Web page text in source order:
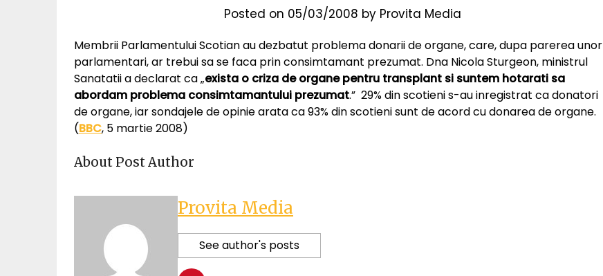
Posted on 05/03/2008 by Provita Media
Membrii Parlamentului Scotian au dezbatut problema donarii de organe, care, dupa parerea unor
parlamentari, ar trebui sa se faca prin consimtamant prezumat. Dna Nicola Sturgeon, ministrul
Sanatatii a declarat ca „exista o criza de organe pentru transplant si suntem hotarati sa
abordam problema consimtamantului prezumat.” 29% din scotieni s-au inregistrat ca donatori
de organe, iar sondajele de opinie arata ca 93% din scotieni sunt de acord cu donarea de organe.
(BBC, 5 martie 2008)
About Post Author
Provita Media
See author's posts